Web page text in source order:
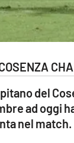
del
ad oggi
nel match.